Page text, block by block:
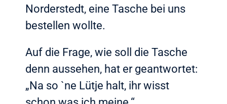
Norderstedt, eine Tasche bei uns
bestellen wollte.
Auf die Frage, wie soll die Tasche
denn aussehen, hat er geantwortet:
„Na so `ne Lütje halt, ihr wisst